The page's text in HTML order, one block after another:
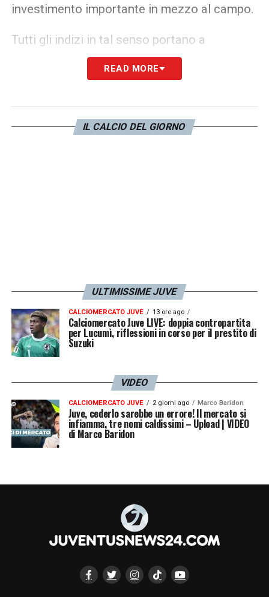
investimento importante in mezzo al campo.
Tutti gli indizi in tal senso portano a
Khephren ThuramdelNizza, figlio di Lilian e
fratello dell’interista Marcus. Per
posato gli occhi pure ilBayern Monaco
READ MORE
IL CALCIO DEL GIORNO
ULTIMISSIME JUVE
CALCIOMERCATO JUVE 13 ore ago
Calciomercato Juve LIVE: doppia contropartita
per Lucumì, riflessioni in corso per il prestito di
Suzuki
VIDEO
CALCIOMERCATO JUVE 2 giorni ago Marco Baridon
Juve, cederlo sarebbe un errore! Il mercato si
infiamma, tre nomi caldissimi – Upload | VIDEO
di Marco Baridon